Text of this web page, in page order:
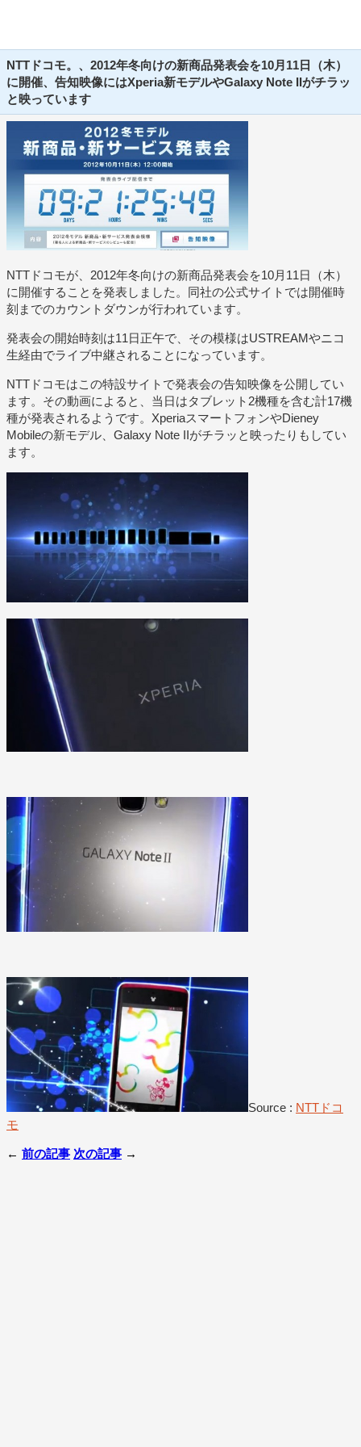
NTTドコモ。、2012年冬向けの新商品発表会を10月11日（木）
に開催、告知映像にはXperia新モデルやGalaxy Note IIがチラッ
と映っています
NTTドコモが、2012年冬向けの新商品発表会を10月11日（木）
に開催することを発表しました。同社の公式サイトでは開催時
刻までのカウントダウンが行われています。
発表会の開始時刻は11日正午で、その模様はUSTREAMやニコ
生経由でライブ中継されることになっています。
NTTドコモはこの特設サイトで発表会の告知映像を公開してい
ます。その動画によると、当日はタブレット2機種を含む計17機
種が発表されるようです。XperiaスマートフォンやDieney
Mobileの新モデル、Galaxy Note IIがチラッと映ったりもしてい
ます。
Source : NTTドコ
モ
← 前の記事 次の記事 →